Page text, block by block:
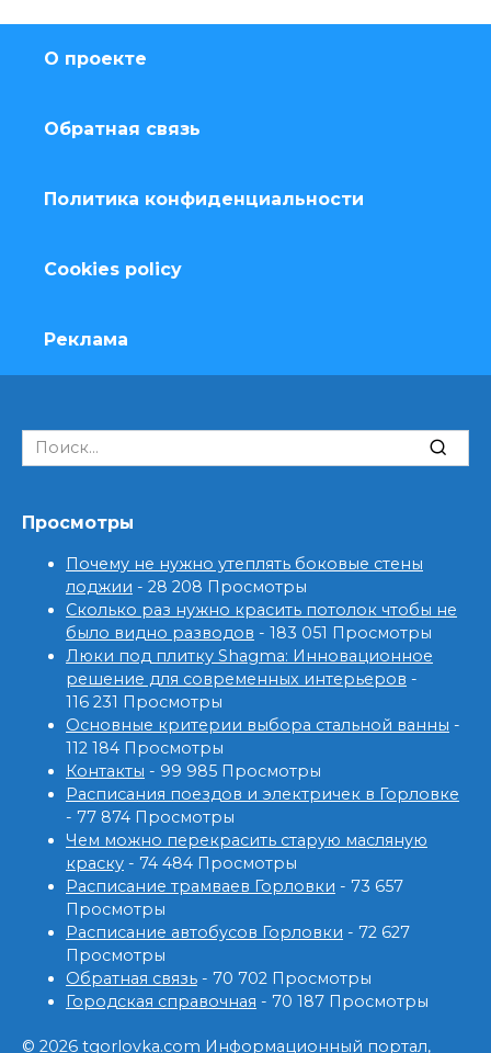
О проекте
Обратная связь
Политика конфиденциальности
Cookies policy
Реклама
Search
for:
Просмотры
Почему не нужно утеплять боковые стены
лоджии - 28 208 Просмотры
Сколько раз нужно красить потолок чтобы не
было видно разводов - 183 051 Просмотры
Люки под плитку Shagma: Инновационное
решение для современных интерьеров -
116 231 Просмотры
Основные критерии выбора стальной ванны -
112 184 Просмотры
Контакты - 99 985 Просмотры
Расписания поездов и электричек в Горловке
- 77 874 Просмотры
Чем можно перекрасить старую масляную
краску - 74 484 Просмотры
Расписание трамваев Горловки - 73 657
Просмотры
Расписание автобусов Горловки - 72 627
Просмотры
Обратная связь - 70 702 Просмотры
Городская справочная - 70 187 Просмотры
© 2026 tgorlovka.com Информационный портал,